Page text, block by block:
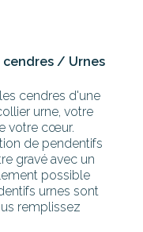
cendres / Urnes
cendres d'une
urne, votre
votre cœur.
de pendentifs
gravé avec un
possible
urnes sont
remplissez